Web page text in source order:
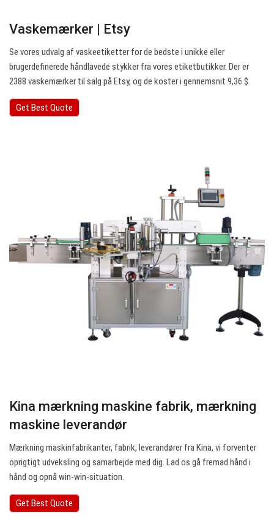
Vaskemærker | Etsy
Se vores udvalg af vaskeetiketter for de bedste i unikke eller
brugerdefinerede håndlavede stykker fra vores etiketbutikker. Der er
2388 vaskemærker til salg på Etsy, og de koster i gennemsnit 9,36 $.
Get Best Quote
Kina mærkning maskine fabrik, mærkning
maskine leverandør
Mærkning maskinfabrikanter, fabrik, leverandører fra Kina, vi forventer
oprigtigt udveksling og samarbejde med dig. Lad os gå fremad hånd i
hånd og opnå win-win-situation.
Get Best Quote